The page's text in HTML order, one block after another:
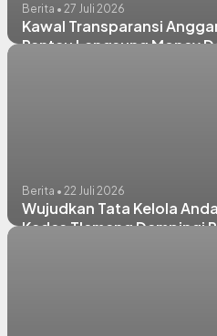
Berita • 27 Juli 2026
Kawal Transparansi
Pantau Langsung Monev
Berita • 22 Juli 2026
Wujudkan Tata Kelola
Kades Tlemang Dampingi